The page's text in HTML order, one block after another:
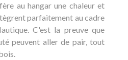
au hangar une chaleur et
parfaitement au cadre
C'est la preuve que
peuvent aller de pair, tout